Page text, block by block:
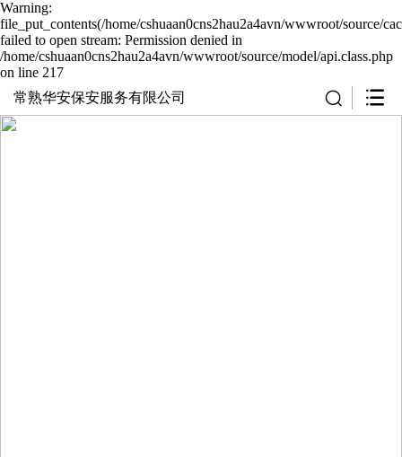
Warning:
file_put_contents(/home/cshuaan0cns2hau2a4avn/wwwroot/source/
failed to open stream: Permission denied in
/home/cshuaan0cns2hau2a4avn/wwwroot/source/model/api.class.php
on line 217
常熟华安保安服务有限公司